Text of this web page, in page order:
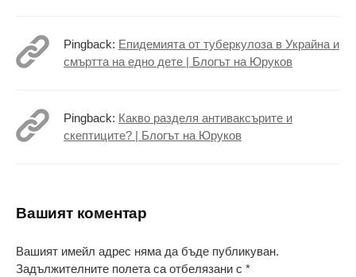
Pingback: Епидемията от туберкулоза в Украйна и
смъртта на едно дете | Блогът на Юруков
Pingback: Какво разделя антиваксърите и
скептиците? | Блогът на Юруков
Вашият коментар
Вашият имейл адрес няма да бъде публикуван.
Задължителните полета са отбелязани с *